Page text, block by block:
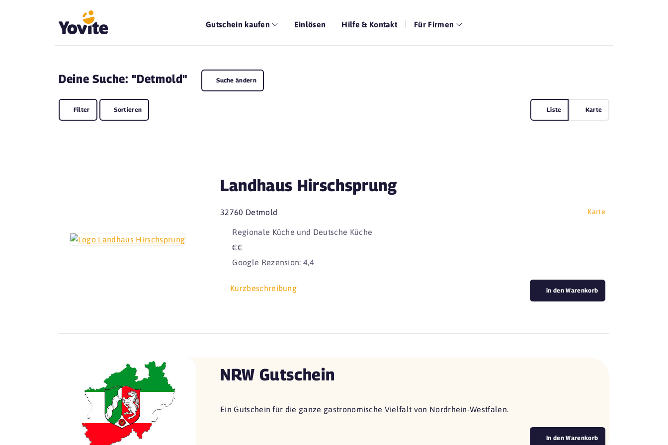
Gutschein kaufen Einlösen Hilfe & Kontakt Für Firmen
Deine Suche: "Detmold" Suche ändern
Filter Sortieren Liste Karte
Landhaus Hirschsprung
32760 Detmold Karte
Regionale Küche und Deutsche Küche
€€
Google Rezension: 4,4
Kurzbeschreibung in den Warenkorb
NRW Gutschein
Ein Gutschein für die ganze gastronomische Vielfalt von Nordrhein-Westfalen.
In den Warenkorb